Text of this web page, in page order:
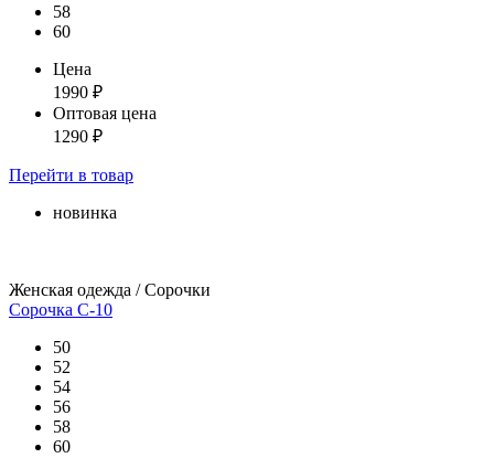
58
60
Цена
1990 ₽
Оптовая цена
1290 ₽
Перейти в товар
новинка
Женская одежда / Сорочки
Сорочка С-10
50
52
54
56
58
60